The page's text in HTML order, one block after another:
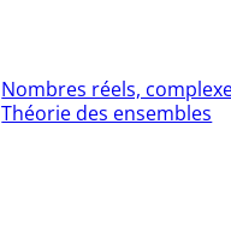
Nombres réels,
Théorie des ensembles